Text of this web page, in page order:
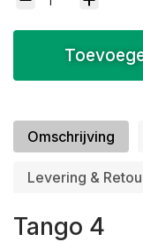
Omschrijving
Tango 4
Levering &